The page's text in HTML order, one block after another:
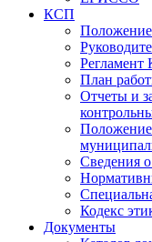
КСП
План
Отчеты и
Положение
Сведения
Кодекс
Документы